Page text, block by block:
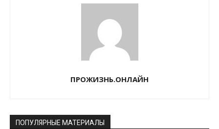
ПРОЖИЗНЬ.ОНЛАЙН
ПОПУЛЯРНЫЕ МАТЕРИАЛЫ